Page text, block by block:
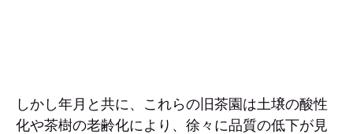
しかし年月と共に、これらの旧茶園は土壌の酸性
化や茶樹の老齢化により、徐々に品質の低下が見